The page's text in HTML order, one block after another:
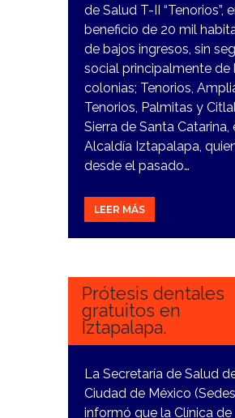
de Salud T-II “Tenorios”,
beneficio de 20 mil
de bajos ingresos, sin
social principalmente de
colonias; Tenorios,
Tenorios, Palmitas y
Sierra de Santa Catarina,
Alcaldía Iztapalapa,
desde el pasado…
LEER MÁS
11
Prótesis dentales
gratuitos en
Iztapalapa.
La Secretaría de Salud
Ciudad de México
informó que la Clínica de